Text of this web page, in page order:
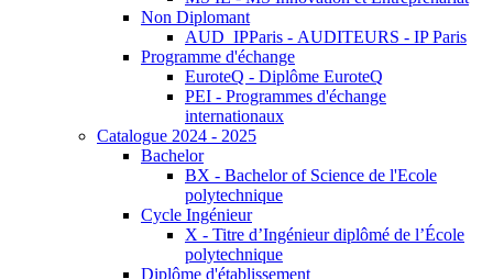
Non Diplomant
AUD_IPParis - AUDITEURS - IP Paris
Programme d'échange
EuroteQ - Diplôme EuroteQ
PEI - Programmes d'échange
internationaux
Catalogue 2024 - 2025
Bachelor
BX - Bachelor of Science de l'Ecole
polytechnique
Cycle Ingénieur
X - Titre d’Ingénieur diplômé de l’École
polytechnique
Diplôme d'établissement